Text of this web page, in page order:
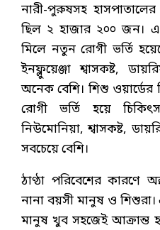
নারী-পুরুষসহ
ছিল ২ হাজার ২০০ জন।
মিলে নতুন রোগী ভর্তি
ইনফ্লুয়েঞ্জা শ্বাসকষ্ট,
অনেক বেশি। শিশু ওয়ার্ডের
রোগী ভর্তি হয়ে
নিউমোনিয়া, শ্বাসকষ্ট,
সবচেয়ে বেশি।
ঠাণ্ঠা পরিবেশের কারণে
নানা বয়সী মানুষ ও
মানুষ খুব সহজেই আক্রান্ত